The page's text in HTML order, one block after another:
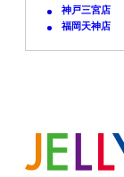
神戸三宮店
福岡天神店